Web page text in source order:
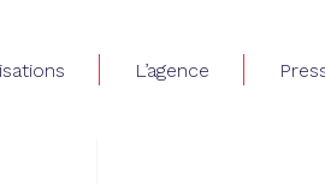
L’agence